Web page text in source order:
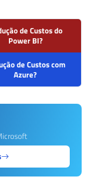
de Custos do
Power BI?
de Custos com
Azure?